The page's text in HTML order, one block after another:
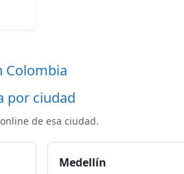
Colombia
por ciudad
de esa ciudad.
Medellín